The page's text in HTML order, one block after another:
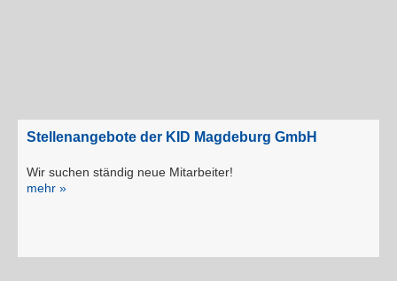
Stellenangebote der KID Magdeburg GmbH
Wir suchen ständig neue Mitarbeiter!
mehr »